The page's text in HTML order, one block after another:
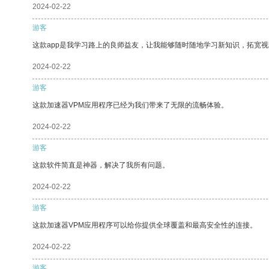
2024-02-22
游客
这款app是我学习路上的良师益友，让我能够随时随地学习新知识，拓宽
2024-02-22
游客
这款加速器VPM应用程序已经为我们带来了无限的流畅体验。
2024-02-22
游客
这款软件简直是神器，解决了我所有问题。
2024-02-22
游客
这款加速器VPM应用程序可以给你提供全球覆盖和最高安全性的连接。
2024-02-22